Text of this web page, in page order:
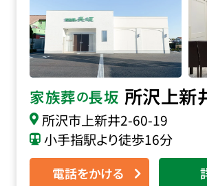
家族葬の長坂 所沢上新
所沢市上新井2-60-19
小手指駅より徒歩16分
電話をかける